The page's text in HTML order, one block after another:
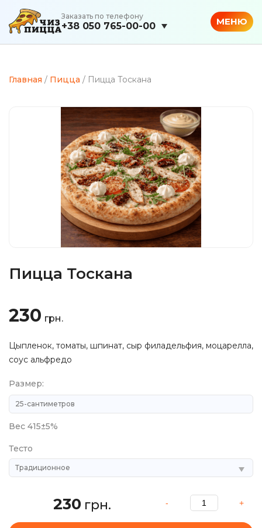
Заказать по телефону
+38 050 765-00-00 МЕНЮ
Главная / Пицца / Пицца Тоскана
Пицца Тоскана
230 грн.
Цыпленок, томаты, шпинат, сыр филадельфия, моцарелла,
соус альфредо
Размер:
Вес 415±5%
Тесто
230 грн.